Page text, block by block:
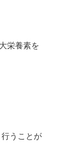
栄養素を
うことが